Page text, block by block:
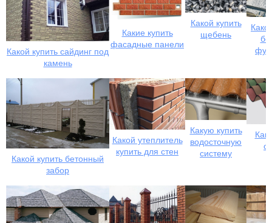
Какой купить сайдинг под
камень
Какие купить
фасадные панели
Какой купить
щебень
Какой купить бетонный
забор
Какой утеплитель
купить для стен
Какую купить
водосточную
систему